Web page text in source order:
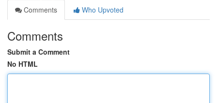
Comments
Who Upvoted
Comments
Submit a Comment
No HTML